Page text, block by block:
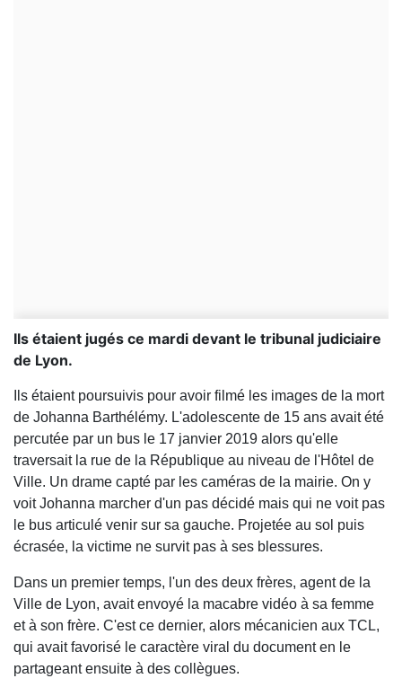
Ils étaient jugés ce mardi devant le tribunal judiciaire
de Lyon.
Ils étaient poursuivis pour avoir filmé les images de la mort
de Johanna Barthélémy. L'adolescente de 15 ans avait été
percutée par un bus le 17 janvier 2019 alors qu'elle
traversait la rue de la République au niveau de l'Hôtel de
Ville. Un drame capté par les caméras de la mairie. On y
voit Johanna marcher d'un pas décidé mais qui ne voit pas
le bus articulé venir sur sa gauche. Projetée au sol puis
écrasée, la victime ne survit pas à ses blessures.
Dans un premier temps, l'un des deux frères, agent de la
Ville de Lyon, avait envoyé la macabre vidéo à sa femme
et à son frère. C'est ce dernier, alors mécanicien aux TCL,
qui avait favorisé le caractère viral du document en le
partageant ensuite à des collègues.